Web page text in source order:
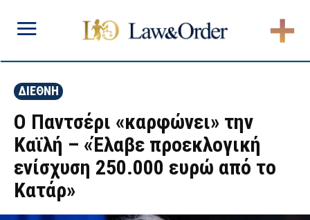
ΔΙΕΘΝΗ
Ο Παντσέρι «καρφώνει» την
Καϊλή – «Έλαβε προεκλογική
ενίσχυση 250.000 ευρώ από το
Κατάρ»